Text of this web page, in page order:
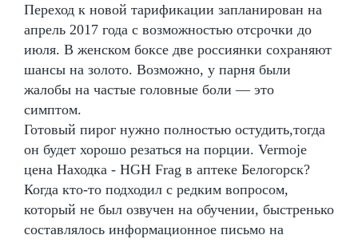
Переход к новой тарификации запланирован на
апрель 2017 года с возможностью отсрочки до
июля. В женском боксе две россиянки сохраняют
шансы на золото. Возможно, у парня были
жалобы на частые головные боли — это
симптом.
Готовый пирог нужно полностью остудить,тогда
он будет хорошо резаться на порции. Vermoje
цена Находка - HGH Frag в аптеке Белогорск?
Когда кто-то подходил с редким вопросом,
который не был озвучен на обучении, быстренько
составлялось информационное письмо на